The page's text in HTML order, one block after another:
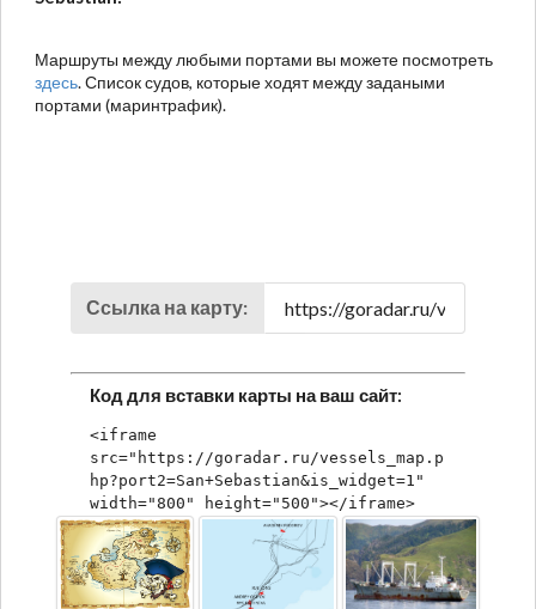
Маршруты между любыми портами вы можете посмотреть
здесь. Список судов, которые ходят между задаными
портами (маринтрафик).
Ссылка на карту:
Код для вставки карты на ваш сайт:
<iframe
src="https://goradar.ru/vessels_map.p
hp?port2=San+Sebastian&is_widget=1"
width="800" height="500"></iframe>